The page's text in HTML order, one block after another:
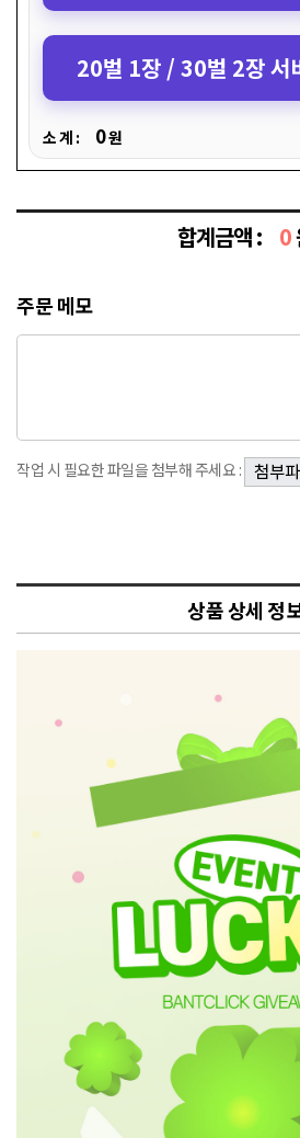
20벌 1장 / 30벌 2장 서
소 계 : 0원
합계금액 : 0
주문 메모
작업 시 필요한 파일을 첨부해 주세요 :
상품 상세 정